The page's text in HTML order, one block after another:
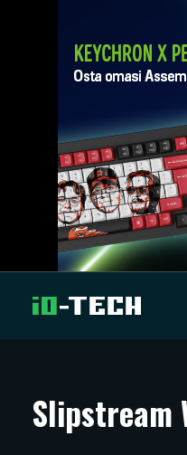
ARTIKKELIT
Slipstream